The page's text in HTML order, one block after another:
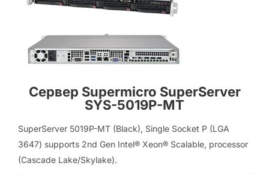
Сервер Supermicro SuperServer
SYS-5019P-MT
SuperServer 5019P-MT (Black), Single Socket P (LGA
3647) supports 2nd Gen Intel® Xeon® Scalable, processor
(Cascade Lake/Skylake).